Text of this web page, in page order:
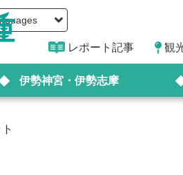
レポート記事 観
伊勢神宮・伊勢志摩